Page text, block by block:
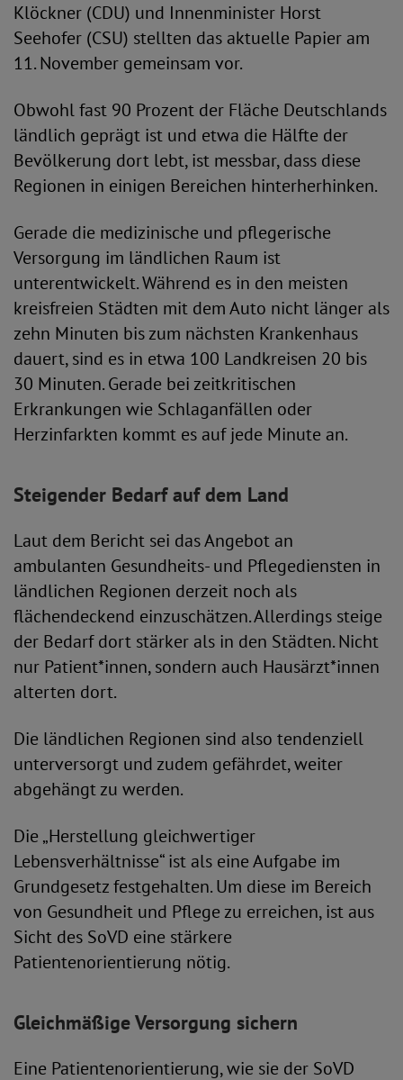
Klöckner (CDU) und Innenminister Horst
Seehofer (CSU) stellten das aktuelle Papier am
11. November gemeinsam vor.
Obwohl fast 90 Prozent der Fläche Deutschlands
ländlich geprägt ist und etwa die Hälfte der
Bevölkerung dort lebt, ist messbar, dass diese
Regionen in einigen Bereichen hinterherhinken.
Gerade die medizinische und pflegerische
Versorgung im ländlichen Raum ist
unterentwickelt. Während es in den meisten
kreisfreien Städten mit dem Auto nicht länger als
zehn Minuten bis zum nächsten Krankenhaus
dauert, sind es in etwa 100 Landkreisen 20 bis
30 Minuten. Gerade bei zeitkritischen
Erkrankungen wie Schlaganfällen oder
Herzinfarkten kommt es auf jede Minute an.
Steigender Bedarf auf dem Land
Laut dem Bericht sei das Angebot an
ambulanten Gesundheits- und Pflegediensten in
ländlichen Regionen derzeit noch als
flächendeckend einzuschätzen. Allerdings steige
der Bedarf dort stärker als in den Städten. Nicht
nur Patient*innen, sondern auch Hausärzt*innen
alterten dort.
Die ländlichen Regionen sind also tendenziell
unterversorgt und zudem gefährdet, weiter
abgehängt zu werden.
Die „Herstellung gleichwertiger
Lebensverhältnisse“ ist als eine Aufgabe im
Grundgesetz festgehalten. Um diese im Bereich
von Gesundheit und Pflege zu erreichen, ist aus
Sicht des SoVD eine stärkere
Patientenorientierung nötig.
Gleichmäßige Versorgung sichern
Eine Patientenorientierung, wie sie der SoVD